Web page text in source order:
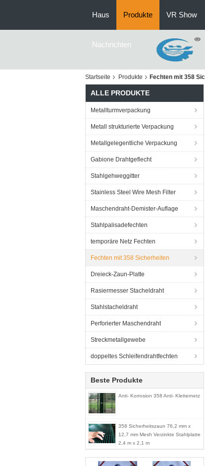
Haus Produkte VR Show
Nachrichten
Startseite Produkte Fechten mit 358
ALLE PRODUKTE
Metallturmverpackung
Metall strukturierte Verpackung
Metallgelegentliche Verpackung
Gabione Drahtgeflecht
Stahlgehweggitter
Stainless Steel Wire Mesh Filter
Maschendraht-Demister-Auflage
Stahlpalisadefechten
temporäre Netz Fechten
Fechten mit 358 Sicherheiten
Dreieck-Zaun-Platte
Rasiermesser Stacheldraht
Stahlstacheldraht
Perforierter Maschendraht
Streckmetallgewebe
doppeltes Schleifendrahtfechten
Beste Produkte
Anti- Korrosion 358 Anti- Kletternetz
358 Sicherheitszaun 76,2 mm x
12,7 mm Mesh Verzinkte Stahlplatte
2,4 m x 2,1 m